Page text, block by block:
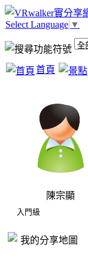
Select Language ▼
首頁
陳宗顯
入門級
我的分享地圖